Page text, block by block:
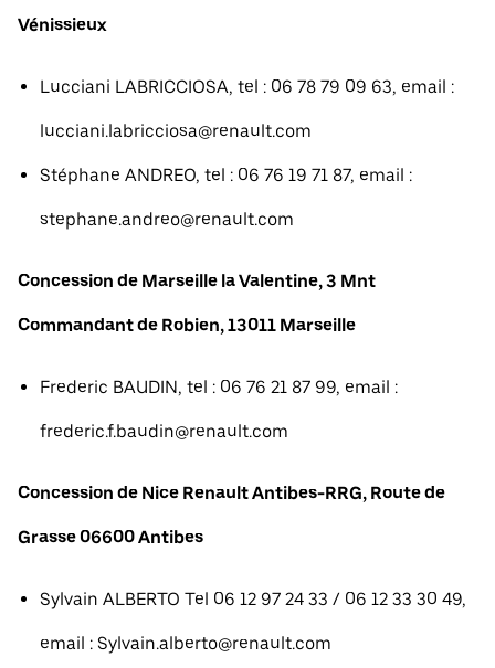
Vénissieux
Lucciani LABRICCIOSA, tel : 06 78 79 09 63, email :
lucciani.labricciosa@renault.com
Stéphane ANDREO, tel : 06 76 19 71 87, email :
stephane.andreo@renault.com
Concession de Marseille la Valentine, 3 Mnt
Commandant de Robien, 13011 Marseille
Frederic BAUDIN, tel : 06 76 21 87 99, email :
frederic.f.baudin@renault.com
Concession de Nice Renault Antibes-RRG, Route de
Grasse 06600 Antibes
Sylvain ALBERTO Tel 06 12 97 24 33 / 06 12 33 30 49,
email : Sylvain.alberto@renault.com